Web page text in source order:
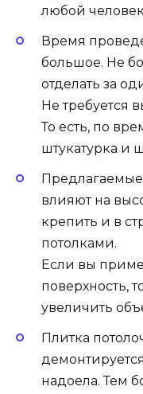
любой
Время
большое. Не
отделать за
Не требуется
То есть, по
штукатурка и
влияют на
крепить и в
потолками.
Если вы
поверхность,
увеличить
Плитка
надоела. Тем